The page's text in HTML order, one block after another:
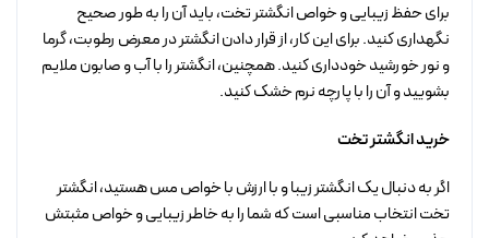
برای حفظ زیبایی و خواص انگشتر تخت، باید آن را به طور صحیح
نگهداری کنید. برای این کار، از قرار دادن انگشتر در معرض رطوبت، گرما
و نور خورشید خودداری کنید. همچنین، انگشتر را با آب و صابون ملایم
بشویید و آن را با پارچه نرم خشک کنید.
خرید انگشتر تخت
اگر به دنبال یک انگشتر زیبا و با ارزش با خواص مس هستید، انگشتر
تخت انتخاب مناسبی است که شما را به خاطر زیبایی و خواص مثبتش